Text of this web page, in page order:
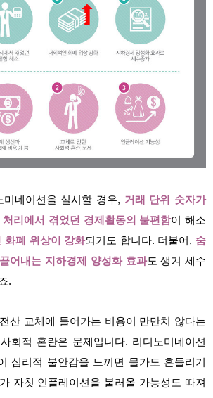
미네이션을 실시할 경우, 거래 단위 숫자가
리에서 겪었던 경제활동의 불편함이 해소
화폐 위상이 강화되기도 합니다. 더불어, 숨
어내는 지하경제 양성화 효과도 생겨 세수
.
산 교체에 들어가는 비용이 만만치 않다는
회적 혼란은 문제입니다. 리디노미네이션
심리적 불안감을 느끼면 물가도 흔들리기
자칫 인플레이션을 불러올 가능성도 따져